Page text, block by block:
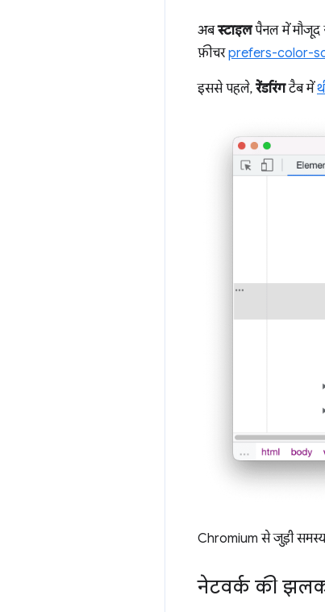
अबस्टाइलपैनल में मौजूद
फ़ीचरprefers-color-
इससे पहले, रेंडरिंगटैब में
Chromium से जुड़ी
नेटवर्क की झलक